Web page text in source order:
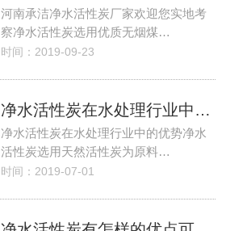
河南承洁净水活性炭厂家欢迎您实地考
察净水活性炭选用优质无烟煤…
时间：2019-09-23
净水活性炭在水处理行业中的优势
净水活性炭在水处理行业中的优势净水
活性炭选用天然活性炭为原料…
时间：2019-07-01